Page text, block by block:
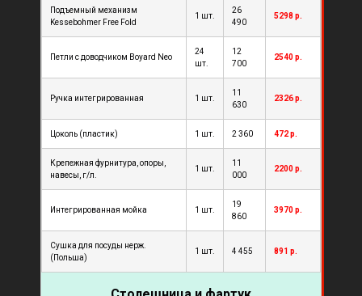
Подъемный механизм
Kessebohmer Free Fold
1 шт.
26
490
5298 р.
Петли с доводчиком Boyard Neo
24
шт.
12
700
2540 р.
Ручка интегрированная 1 шт.
11
630
2326 р.
Цоколь (пластик) 1 шт. 2 360 472 р.
Крепежная фурнитура, опоры,
навесы, г/л.
1 шт.
11
000
2200 р.
Интегрированная мойка 1 шт.
19
860
3970 р.
Сушка для посуды нерж.
(Польша)
1 шт. 4 455 891 р.